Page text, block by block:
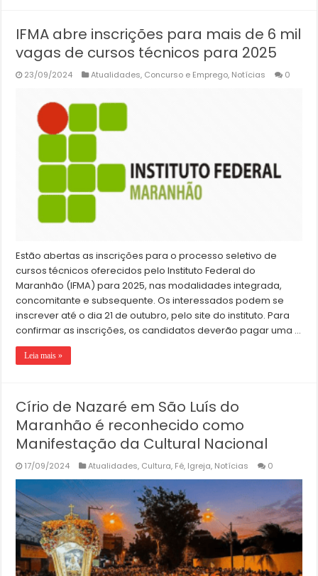
IFMA abre inscrições para mais de 6 mil
vagas de cursos técnicos para 2025
23/09/2024 Atualidades, Concurso e Emprego, Notícias 0
Estão abertas as inscrições para o processo seletivo de
cursos técnicos oferecidos pelo Instituto Federal do
Maranhão (IFMA) para 2025, nas modalidades integrada,
concomitante e subsequente. Os interessados podem se
inscrever até o dia 21 de outubro, pelo site do instituto. Para
confirmar as inscrições, os candidatos deverão pagar uma …
Leia mais »
Círio de Nazaré em São Luís do
Maranhão é reconhecido como
Manifestação da Cultural Nacional
17/09/2024 Atualidades, Cultura, Fé, Igreja, Notícias 0